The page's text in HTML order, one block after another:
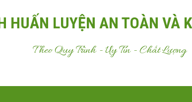
HUẤN LUYỆN AN TOÀN VÀ
Theo Quy Trình - Uy Tín - Chất Lượng